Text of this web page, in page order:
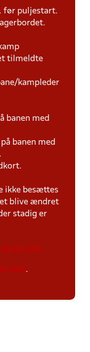
før puljestart.
tilmeldte
kampleder
banen med
banen med
ikke besættes
blive ændret
stadig er
dette link.
link.